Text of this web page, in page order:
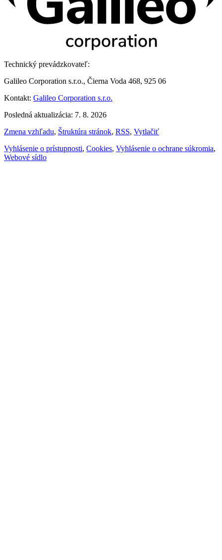
Technický prevádzkovateľ:
Galileo Corporation s.r.o., Čierna Voda 468, 925 06
Kontakt: Galileo Corporation s.r.o.
Posledná aktualizácia: 7. 8. 2026
Zmena vzhľadu, Štruktúra stránok, RSS, Vytlačiť
Vyhlásenie o prístupnosti, Cookies, Vyhlásenie o ochrane súkromia,
Webové sídlo